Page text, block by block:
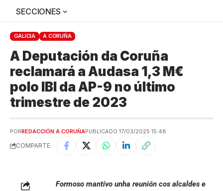
SECCIONES
GALICIA A CORUÑA
A Deputación da Coruña
reclamará a Audasa 1,3 M€
polo IBI da AP-9 no último
trimestre de 2023
PORREDACCIÓN A CORUÑAPUBLICADO 17/03/2025 15:48
COMPARTE
Formoso mantivo unha reunión cos alcaldes e